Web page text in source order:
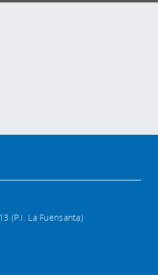
(P.I. La Fuensanta)